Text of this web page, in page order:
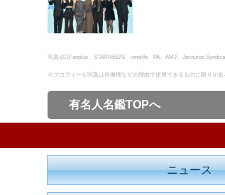
写真:(C)Fanplus、STARNEWS、innolife、PA、AMJ、Jpictures
※プロフィール写真は肖像権などの理由で使用できるものに限りが
有名人名鑑TOPへ
ニュース